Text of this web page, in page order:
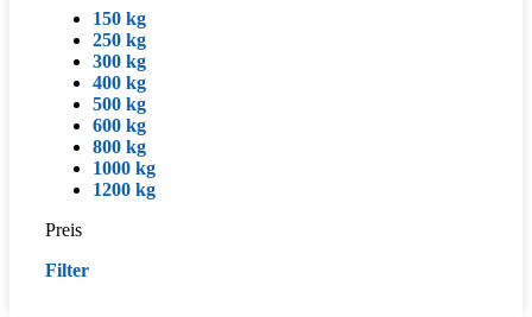
150 kg
250 kg
300 kg
400 kg
500 kg
600 kg
800 kg
1000 kg
1200 kg
Preis
Filter